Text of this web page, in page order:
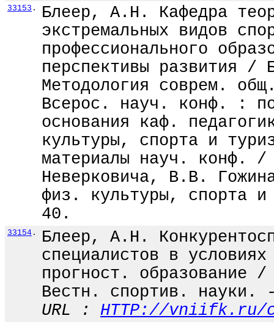
33153 .
Блеер, А.Н. Кафедра
экстремальных видов
профессионального
перспективы
Методология соврем.
Всерос. науч. конф. :
основания каф.
культуры, спорта и
материалы науч. конф.
Неверковича, В.В.
физ. культуры,
40.
33154 .
Блеер, А.Н.
специалистов в
прогност.
Вестн. спортив.
URL : HTTP://vniifk.ru/